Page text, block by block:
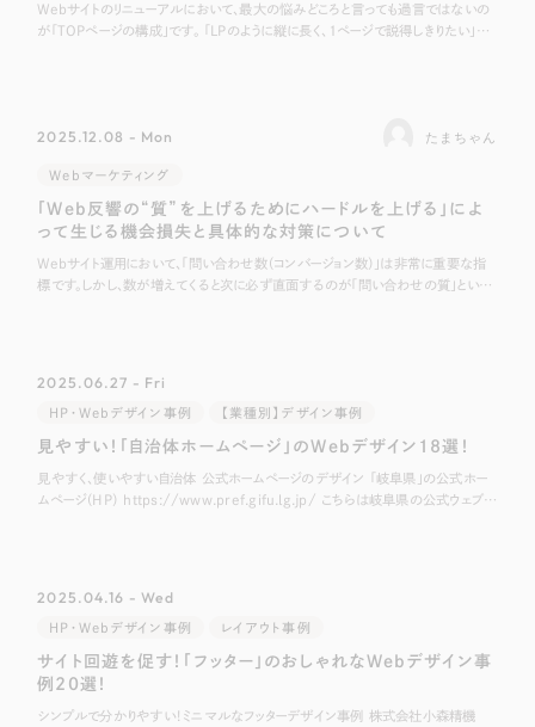
Webサイトのリニューアルにおいて、最大の悩みどころと言っても過言ではないの
が「TOPページの構成」です。 「LPのように縦に長く、1ページで説得しきりたい」
2025.12.08 - Mon たまちゃん
Webマーケティング
「Web反響の“質”を上げるためにハードルを上げる」によ
って生じる機会損失と具体的な対策について
Webサイト運用において、「問い合わせ数（コンバージョン数）」は非常に重要な指
標です。しかし、数が増えてくると次に必ず直面するのが「問い合わせの質」という
2025.06.27 - Fri
HP・Webデザイン事例 【業種別】デザイン事例
見やすい！「自治体ホームページ」のWebデザイン18選！
見やすく、使いやすい自治体 公式ホームページのデザイン 「岐阜県」の公式ホー
ムページ（HP） https://www.pref.gifu.lg.jp/ こちらは岐阜県の公式ウェブサ
2025.04.16 - Wed
HP・Webデザイン事例 レイアウト事例
サイト回遊を促す！「フッター」のおしゃれなWebデザイン事
例20選！
シンプルで分かりやすい！ミニマルなフッターデザイン事例 株式会社小森精機